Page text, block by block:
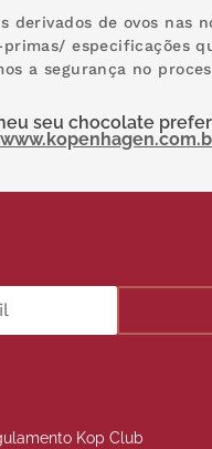
derivados de ovos nas
primas/ especificações
a segurança no
seu chocolate
Kop Club